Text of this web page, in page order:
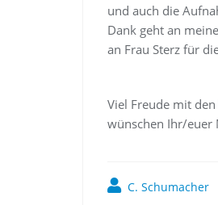
und auch die
Dank geht an
an Frau Sterz für
Viel Freude mit
wünschen Ihr/euer
C. Schumacher